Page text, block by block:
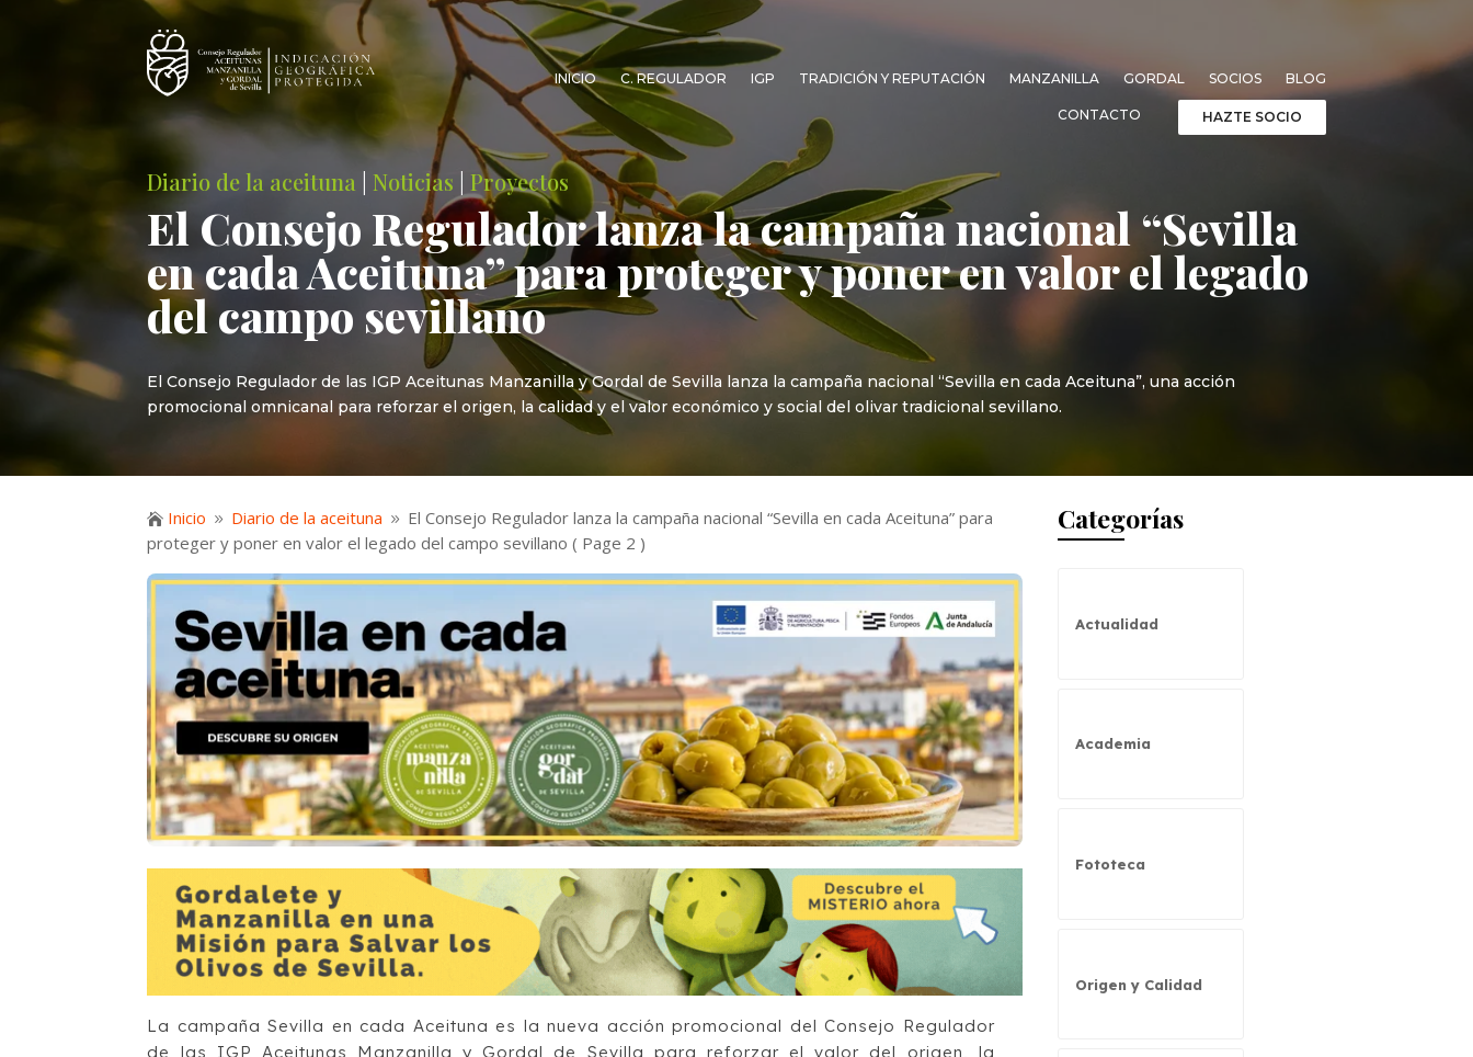
INICIO C. REGULADOR IGP TRADICIÓN Y REPUTACIÓN MANZANILLA GORDAL SOCIOS BLOG
CONTACTO HAZTE SOCIO
Diario de la aceituna | Noticias |Proyectos
El Consejo Regulador lanza la campaña nacional “Sevilla
en cada Aceituna” para proteger y poner en valor el legado
del campo sevillano
El Consejo Regulador de las IGP Aceitunas Manzanilla y Gordal de Sevilla lanza la campaña nacional “Sevilla en cada Aceituna”, una acción
promocional omnicanal para reforzar el origen, la calidad y el valor económico y social del olivar tradicional sevillano.
 Inicio 9 Diario de la aceituna 9 El Consejo Regulador lanza la campaña nacional “Sevilla en cada Aceituna” para
proteger y poner en valor el legado del campo sevillano ( Page 2 )
La campaña Sevilla en cada Aceituna es la nueva acción promocional del Consejo Regulador
de las IGP Aceitunas Manzanilla y Gordal de Sevilla para reforzar el valor del origen, la
Categorías
Actualidad
Academia
Fototeca
Origen y Calidad